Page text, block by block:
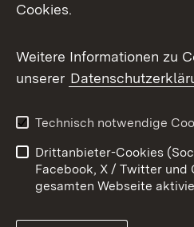
Youtube
Kontakt
Impressum
Cookies.
Weitere Informationen zu
unserer
Technisch notwendige
Drittanbieter-Cookies
Facebook, X / Twitter und
gesamten Webseite